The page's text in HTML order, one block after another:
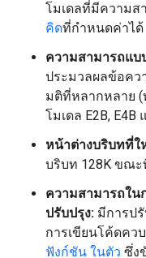
โมเดลที่มีความส
คิดที่กำหนดค่าได้
ความสามารถแบ
ประมวลผลข้อคว
มติที่หลากหลาย (
โมเดล E2B, E4B
หน้าต่างบริบทที่
บริบท 128K ขณะ
ความสามารถใน
ปรับปรุง: มีการป
การเขียนโค้ดคว
ฟังก์ชัน ในตัว ซึ่ง